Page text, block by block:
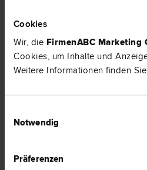
Cookies
Wir, die FirmenABC Marketing
Cookies, um Inhalte und
Weitere Informationen finden
Notwendig
Präferenzen
Steuer­recht | Unternehmens­recht |
1090 Wien
Ferstelgasse 1/2